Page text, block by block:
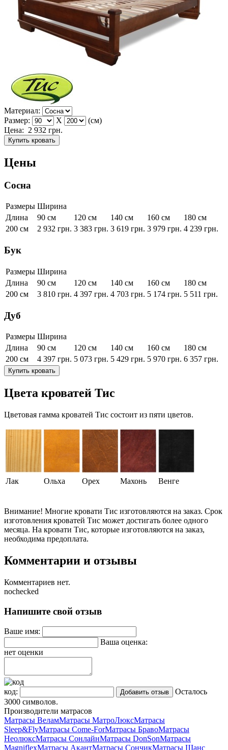
Материал:
Размер:
X
(см)
Цена: 2 932 грн.
Купить кровать
Цены
Сосна
Размеры Ширина
Длина
90 см 120 см 140 см 160 см
180 см
200 см
2 932 грн. 3 383 грн. 3 619 грн. 3 979 грн. 4 239 грн.
Бук
Размеры Ширина
Длина
90 см 120 см 140 см 160 см
180 см
200 см
3 810 грн. 4 397 грн. 4 703 грн. 5 174 грн. 5 511 грн.
Дуб
Размеры Ширина
Длина
90 см 120 см 140 см 160 см
180 см
200 см
4 397 грн. 5 073 грн. 5 429 грн. 5 970 грн. 6 357 грн.
Купить кровать
Цвета кроватей Тис
Цветовая гамма кроватей Тис состоит из пяти цветов.
Лак Ольха Орех Махонь Венге
Внимание! Многие кровати Тис изготовляются на заказ. Срок
изготовления кроватей Тис может достигать более одного
месяца. На кровати Тис, которые изготовляются на заказ,
необходима предоплата.
Комментарии и отзывы
Комментариев нет.
nochecked
Напишите свой отзыв
Ваше имя:
Ваша оценка:
нет оценки
код:
Осталось
3000 символов.
Производители матрасов
Матрасы ВеламМатрасы МатроЛюксМатрасы
Sleep&FlyМатрасы Come-ForМатрасы БравоМатрасы
НеолюксМатрасы СонлайнМатрасы DonSonМатрасы
MagniflexМатрасы АкантМатрасы СончикМатрасы Шанс